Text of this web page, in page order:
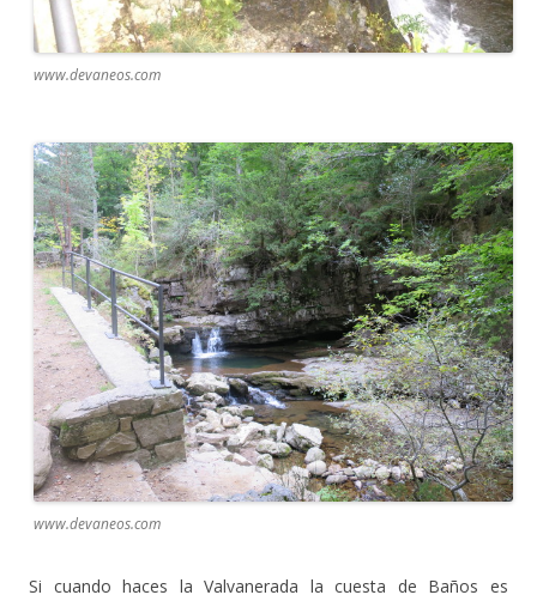
www.devaneos.com
www.devaneos.com
Si cuando haces la Valvanerada la cuesta de Baños es